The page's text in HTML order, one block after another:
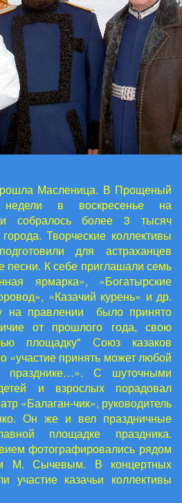
Масленица. В Прощеный
недели в воскресенье на
собралось более 3 тысяч
Творческие коллективы
для астраханцев
К себе приглашали семь
ярмарка», «Богатырские
«Казачий курень» и др.
на правлении было принято
от прошлого года, свою
площадку" Союз казаков
«участие принять может любой
С шуточными
и взрослых порадовал
«Балаган-чик», руководитель
Он же и вел праздничные
площадке праздника.
фотографировались рядом
М. Сычевым. В концертных
участие казачьи коллективы